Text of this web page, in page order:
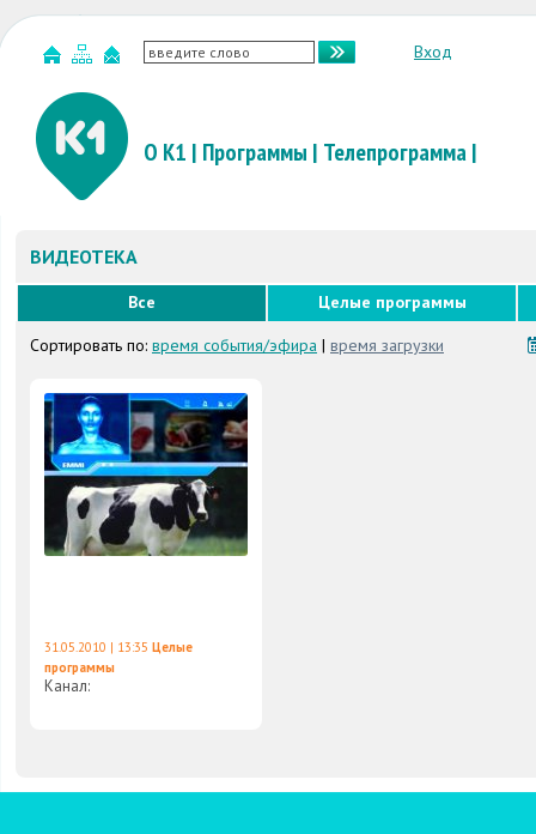
Вход
О К1 | Программы | Телепрограмма|
ВИДЕОТЕКА
Все
Целые программы
Сортировать по: время события/эфира | время загрузки
31.05.2010 | 13:35 Целые
программы
Канал: